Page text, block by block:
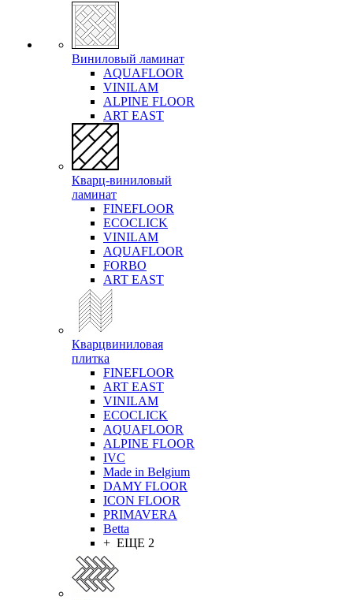
Виниловый ламинат
AQUAFLOOR
VINILAM
ALPINE FLOOR
ART EAST
Кварц-виниловый
ламинат
FINEFLOOR
ECOCLICK
VINILAM
AQUAFLOOR
FORBO
ART EAST
Кварцвиниловая
плитка
FINEFLOOR
ART EAST
VINILAM
ECOCLICK
AQUAFLOOR
ALPINE FLOOR
IVC
Made in Belgium
DAMY FLOOR
ICON FLOOR
PRIMAVERA
Betta
+ ЕЩЕ 2